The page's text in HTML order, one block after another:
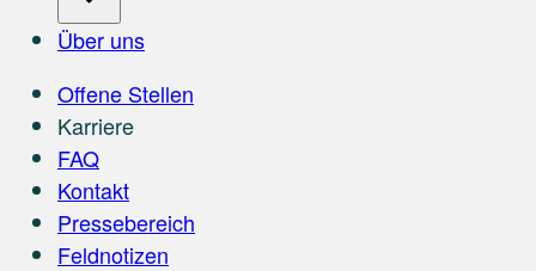
Über uns
Offene Stellen
Karriere
FAQ
Kontakt
Pressebereich
Feldnotizen